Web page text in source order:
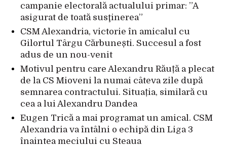
campanie electorală actualului primar: ”A
asigurat de toată susţinerea”
CSM Alexandria, victorie în amicalul cu
Gilortul Târgu Cărbunești. Succesul a fost
adus de un nou-venit
Motivul pentru care Alexandru Răuță a plecat
de la CS Mioveni la numai câteva zile după
semnarea contractului. Situația, similară cu
cea a lui Alexandru Dandea
Eugen Trică a mai programat un amical. CSM
Alexandria va întâlni o echipă din Liga 3
înaintea meciului cu Steaua